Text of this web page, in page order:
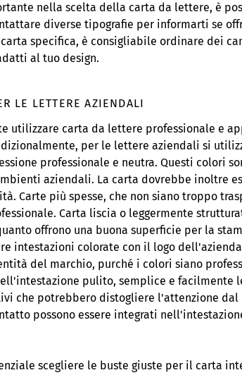
nella scelta della carta da lettere, è
diverse tipografie per informarti se
specifica, è consigliabile ordinare dei
al tuo design.
LE LETTERE AZIENDALI
utilizzare carta da lettere professionale e
per le lettere aziendali si
professionale e neutra. Questi colori
aziendali. La carta dovrebbe inoltre
Carte più spesse, che non siano troppo
Carta liscia o leggermente
offrono una buona superficie per la
intestazioni colorate con il logo
del marchio, purché i colori siano
pulito, semplice e facilmente
che potrebbero distogliere l'attenzione dal
possono essere integrati
scegliere le buste giuste per il carta